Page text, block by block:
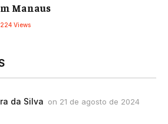
Manaus
Views
da Silva on 21 de agosto de 2024